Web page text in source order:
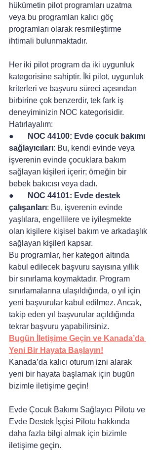
hükümetin pilot programları uzatma
veya bu programları kalıcı göç
programları olarak resmileştirme
ihtimali bulunmaktadır.
Her iki pilot program da iki uygunluk
kategorisine sahiptir. İki pilot, uygunluk
kriterleri ve başvuru süreci açısından
birbirine çok benzerdir, tek fark iş
deneyiminizin NOC kategorisidir.
Hatırlayalım:
●
NOC 44100: Evde çocuk bakımı
sağlayıcıları: Bu, kendi evinde veya
işverenin evinde çocuklara bakım
sağlayan kişileri içerir; örneğin bir
bebek bakıcısı veya dadı.
●
NOC 44101: Evde destek
çalışanları: Bu, işverenin evinde
yaşlılara, engellilere ve iyileşmekte
olan kişilere kişisel bakım ve arkadaşlık
sağlayan kişileri kapsar.
Bu programlar, her kategori altında
kabul edilecek başvuru sayısına yıllık
bir sınırlama koymaktadır. Program
sınırlamalarına ulaşıldığında, o yıl için
yeni başvurular kabul edilmez. Ancak,
takip eden yıl başvurular açıldığında
tekrar başvuru yapabilirsiniz.
Bugün İletişime Geçin ve Kanada’da
Yeni Bir Hayata Başlayın!
Kanada’da kalıcı oturum izni alarak
yeni bir hayata başlamak için bugün
bizimle iletişime geçin!
Evde Çocuk Bakımı Sağlayıcı Pilotu ve
Evde Destek İşçisi Pilotu hakkında
daha fazla bilgi almak için bizimle
iletişime geçin.